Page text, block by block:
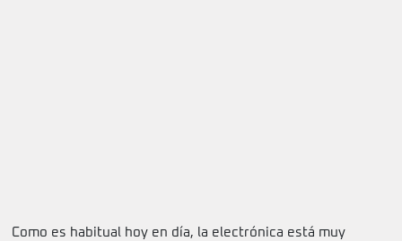
Como es habitual hoy en día, la electrónica está muy